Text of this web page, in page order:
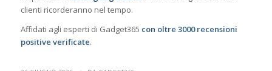
clienti ricorderanno nel tempo.
Affidati agli esperti di Gadget365 con oltre 3000 recensioni
positive verificate.